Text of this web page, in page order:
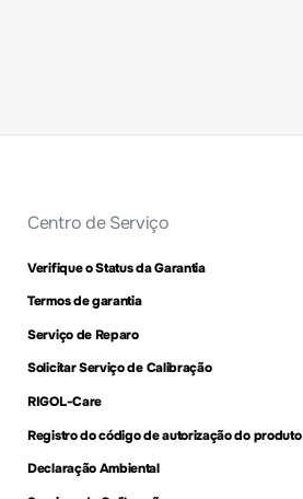
Centro de Serviço
Verifique o Status da Garantia
Termos de garantia
Serviço de Reparo
Solicitar Serviço de Calibração
RIGOL-Care
Registro do código de autorização do produto
Declaração Ambiental